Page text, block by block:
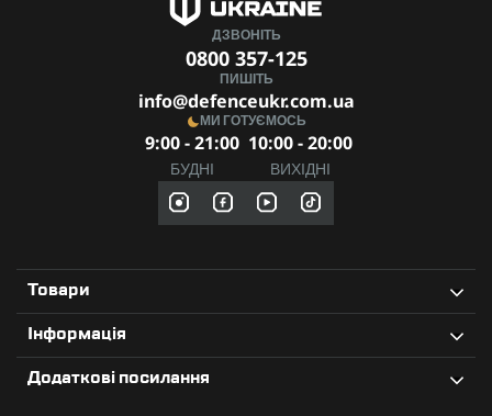
ДЗВОНІТЬ
0800 357-125
ПИШІТЬ
info@defenceukr.com.ua
МИ ГОТУЄМОСЬ
9:00 - 21:00
БУДНІ
10:00 - 20:00
ВИХІДНІ
Товари
Інформація
Додаткові посилання